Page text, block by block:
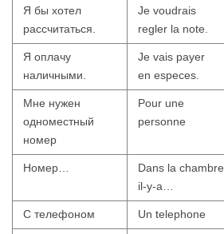
Я бы хотел
рассчитаться.
Je voudrais
regler la note.
Я оплачу
наличными.
Je vais payer
en especes.
Мне нужен
одноместный
номер
Pour une
personne
Номер…
Dans la chambre
il-y-a…
С телефоном Un telephone